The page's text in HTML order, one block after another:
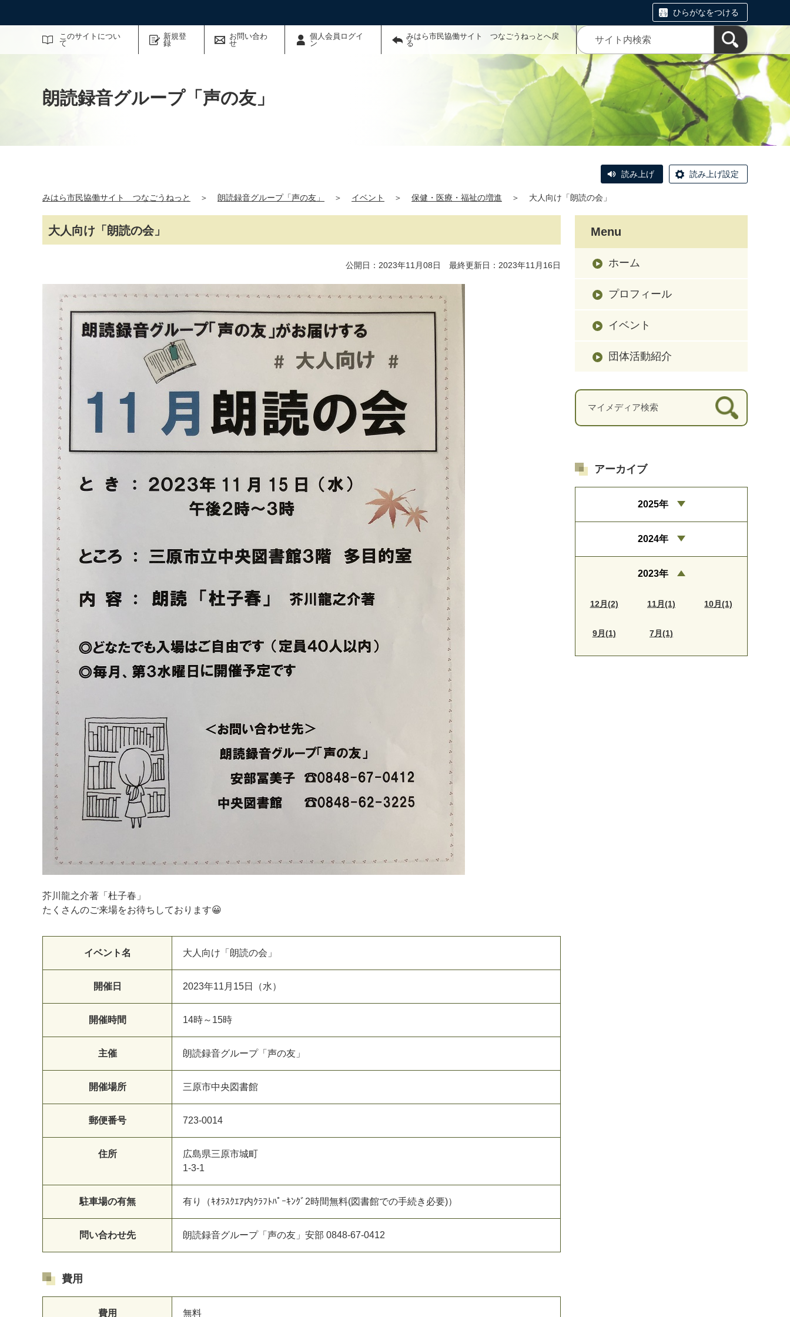
ひらがなをつける
このサイトについ
て
新規登
録
お問い合わ
せ
個人会員ログイ
ン
みはら市民協働サイト つなごうねっとへ戻
る
サイト内検索
朗読録音グループ「声の友」
読み上げ 読み上げ設定
みはら市民協働サイト つなごうねっと ＞ 朗読録音グループ「声の友」 ＞ イベント ＞ 保健・医療・福祉の増進 ＞ 大人向け「朗読の会」
大人向け「朗読の会」
公開日：2023年11月08日 最終更新日：2023年11月16日
芥川龍之介著「杜子春」
たくさんのご来場をお待ちしております😀
イベント名 大人向け「朗読の会」
開催日 2023年11月15日（水）
開催時間 14時～15時
主催 朗読録音グループ「声の友」
開催場所 三原市中央図書館
郵便番号 723-0014
住所
広島県三原市城町
1-3-1
駐車場の有無 有り（ｷｵﾗｽｸｴｱ内ｸﾗﾌﾄﾊﾟｰｷﾝｸﾞ2時間無料(図書館での手続き必要)）
問い合わせ先 朗読録音グループ「声の友」安部 0848-67-0412
費用
費用 無料
Menu
ホーム
プロフィール
イベント
団体活動紹介
マイメディア検索
アーカイブ
2025年
2024年
2023年
12月(2) 11月(1) 10月(1)
9月(1) 7月(1)